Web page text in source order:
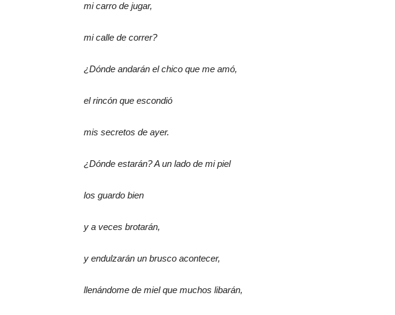
mi carro de jugar,
mi calle de correr?
¿Dónde andarán el chico que me amó,
el rincón que escondió
mis secretos de ayer.
¿Dónde estarán? A un lado de mi piel
los guardo bien
y a veces brotarán,
y endulzarán un brusco acontecer,
llenándome de miel que muchos libarán,